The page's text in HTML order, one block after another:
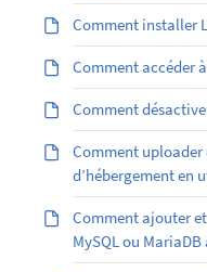
Comment installer
Comment accéder
Comment
Comment uploader
d’hébergement en
Comment ajouter
MySQL ou MariaDB